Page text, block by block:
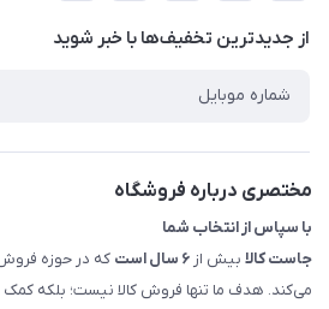
تماس با ما
پرسش های شما
شرایط و ضوابط گارانتی
روش های بازگرداندن کالا
از جدید‌ترین تخفیف‌ها با‌ خبر شوید
مختصری درباره فروشگاه
با سپاس از انتخاب شما
جاست کالا بیش از ۶ سال است
که در حوزه فروش
می‌کند. هدف ما تنها فروش کالا نیست؛ بلکه کمک